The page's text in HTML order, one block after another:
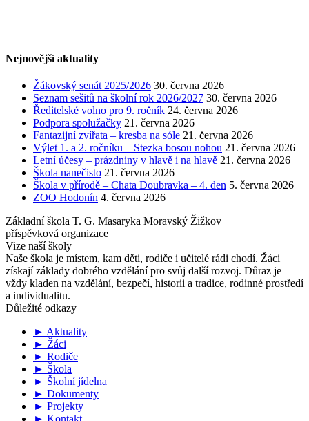
Nejnovější aktuality
Žákovský senát 2025/2026 30. června 2026
Seznam sešitů na školní rok 2026/2027 30. června 2026
Ředitelské volno pro 9. ročník 24. června 2026
Podpora spolužačky 21. června 2026
Fantazijní zvířata – kresba na sóle 21. června 2026
Výlet 1. a 2. ročníku – Stezka bosou nohou 21. června 2026
Letní účesy – prázdniny v hlavě i na hlavě 21. června 2026
Škola nanečisto 21. června 2026
Škola v přírodě – Chata Doubravka – 4. den 5. června 2026
ZOO Hodonín 4. června 2026
Základní škola T. G. Masaryka Moravský Žižkov
příspěvková organizace
Vize naší školy
Naše škola je místem, kam děti, rodiče i učitelé rádi chodí. Žáci
získají základy dobrého vzdělání pro svůj další rozvoj. Důraz je
vždy kladen na vzdělání, bezpečí, historii a tradice, rodinné prostředí
a individualitu.
Důležité odkazy
► Aktuality
► Žáci
► Rodiče
► Škola
► Školní jídelna
► Dokumenty
► Projekty